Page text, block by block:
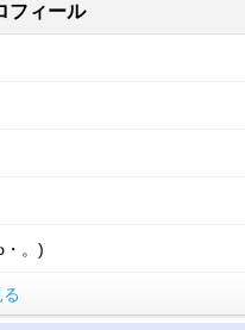
フィール
・。)
る